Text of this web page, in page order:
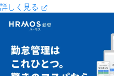
詳しく見る